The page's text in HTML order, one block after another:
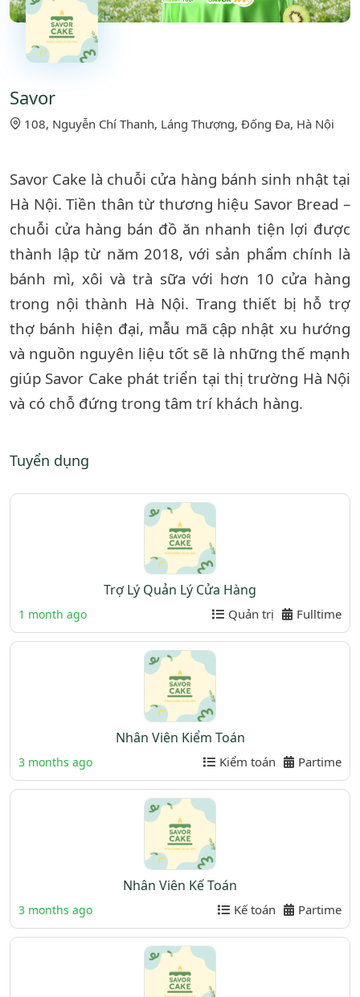
Savor
108, Nguyễn Chí Thanh, Láng Thượng, Đống Đa, Hà Nội
Savor Cake là chuỗi cửa hàng bánh sinh nhật tại
Hà Nội. Tiền thân từ thương hiệu Savor Bread –
chuỗi cửa hàng bán đồ ăn nhanh tiện lợi được
thành lập từ năm 2018, với sản phẩm chính là
bánh mì, xôi và trà sữa với hơn 10 cửa hàng
trong nội thành Hà Nội. Trang thiết bị hỗ trợ
thợ bánh hiện đại, mẫu mã cập nhật xu hướng
và nguồn nguyên liệu tốt sẽ là những thế mạnh
giúp Savor Cake phát triển tại thị trường Hà Nội
và có chỗ đứng trong tâm trí khách hàng.
Tuyển dụng
Trợ Lý Quản Lý Cửa Hàng
1 month ago Quản trị Fulltime
Nhân Viên Kiểm Toán
3 months ago Kiểm toán Partime
Nhân Viên Kế Toán
3 months ago Kế toán Partime